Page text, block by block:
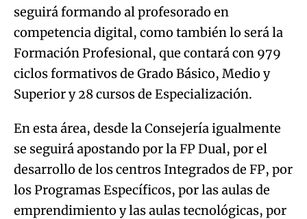
seguirá formando al profesorado en
competencia digital, como también lo será la
Formación Profesional, que contará con 979
ciclos formativos de Grado Básico, Medio y
Superior y 28 cursos de Especialización.
En esta área, desde la Consejería igualmente
se seguirá apostando por la FP Dual, por el
desarrollo de los centros Integrados de FP, por
los Programas Específicos, por las aulas de
emprendimiento y las aulas tecnológicas, por